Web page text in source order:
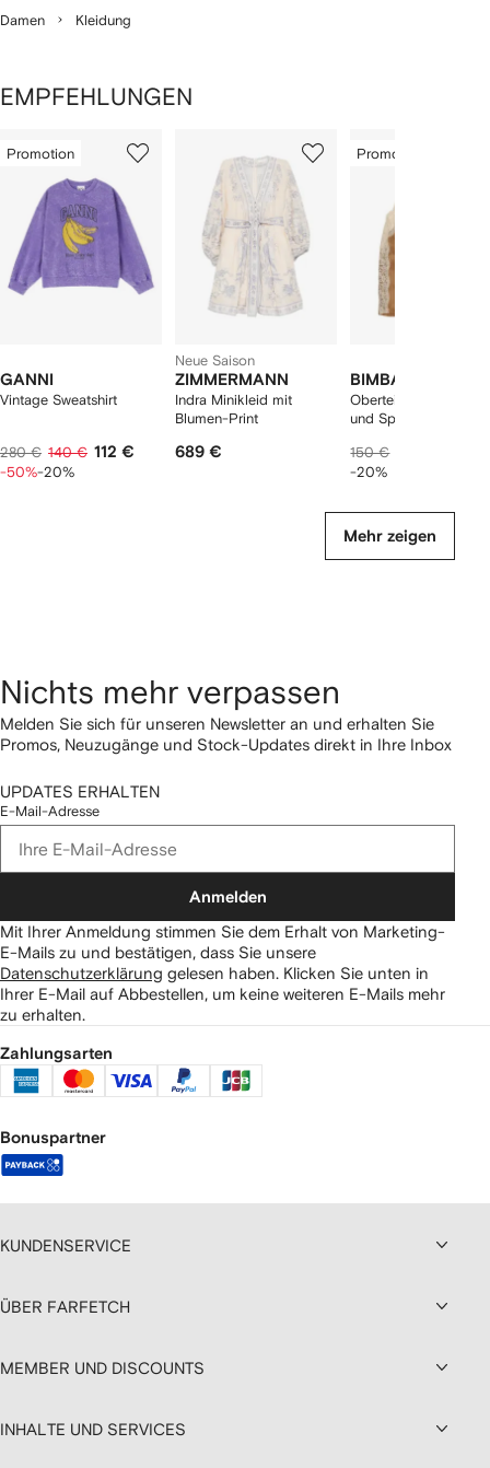
Damen Kleidung
EMPFEHLUNGEN
von
Promotion
GANNI
Vintage Sweatshirt
280 € 140 € 112 €
-50%-20%
Neue Saison
ZIMMERMANN
Indra Minikleid mit
Blumen-Print
689 €
von
Promotion
BIMBA Y LOLA
Oberteil mit V-
und Spitzenborte
150 €
-20%
Mehr zeigen
Nichts mehr verpassen
Melden Sie sich für unseren Newsletter an und erhalten Sie
Promos, Neuzugänge und Stock-Updates direkt in Ihre Inbox
UPDATES ERHALTEN
E-Mail-Adresse
Anmelden
Mit Ihrer Anmeldung stimmen Sie dem Erhalt von Marketing-
E-Mails zu und bestätigen, dass Sie unsere
Datenschutzerklärung gelesen haben. Klicken Sie unten in
Ihrer E-Mail auf Abbestellen, um keine weiteren E-Mails mehr
zu erhalten.
Zahlungsarten
Bonuspartner
KUNDENSERVICE
ÜBER FARFETCH
MEMBER UND DISCOUNTS
INHALTE UND SERVICES